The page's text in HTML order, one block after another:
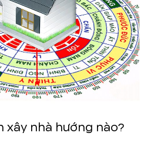
xây nhà hướng nào?